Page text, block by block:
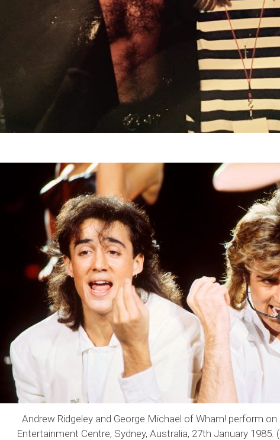
Andrew Ridgeley and George Michael of Wham! perform
Entertainment Centre, Sydney, Australia, 27th January 1985.